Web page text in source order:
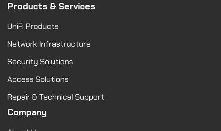
Products & Services
UniFi Products
Network Infrastructure
Security Solutions
Access Solutions
Repair & Technical Support
Company